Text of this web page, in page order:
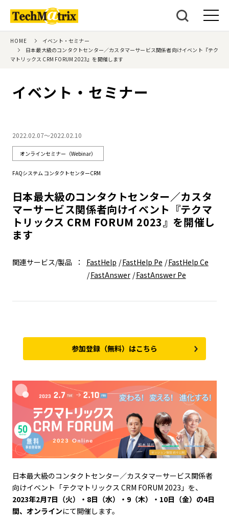
HOME
イベント・セミナー
日本最大級のコンタクトセンター／カスタマーサービス関係者向けイベント『テク
マトリックス CRM FORUM 2023』を開催します
イベント・セミナー
2022.02.07～2022.02.10
オンラインセミナー（Webinar）
FAQシステム コンタクトセンターCRM
日本最大級のコンタクトセンター／カスタ
マーサービス関係者向けイベント『テクマ
トリックス CRM FORUM 2023』を開催し
ます
関連サービス/製品 FastHelp FastHelp Pe
FastHelp Ce
FastAnswer
FastAnswer Pe
参加登録（無料）はこちら
日本最大級のコンタクトセンター／カスタマーサービス関係者
向けイベント「テクマトリックス CRM FORUM 2023」を、
2023年2月7日（火）・8日（水）・9（木）・10日（金）の4日
間、オンラインにて開催します。